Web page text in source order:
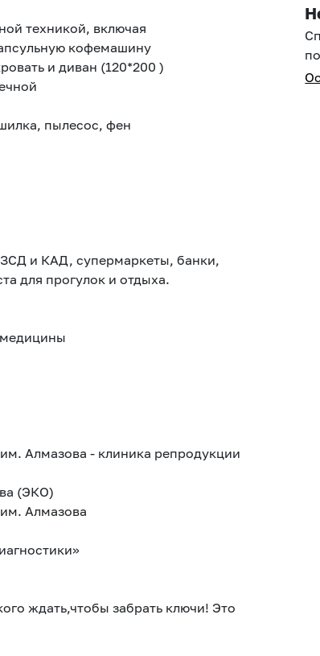
техникой, включая
кофемашину
и диван (120*200 )
пылесос, фен
и КАД, супермаркеты, банки,
для прогулок и отдыха.
Алмазова - клиника репродукции
(ЭКО)
Алмазова
ждать,чтобы забрать ключи! Это